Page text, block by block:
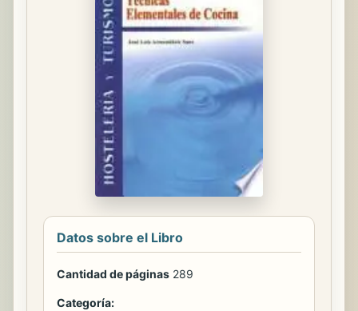
Datos sobre el Libro
Cantidad de páginas 289
Categoría: